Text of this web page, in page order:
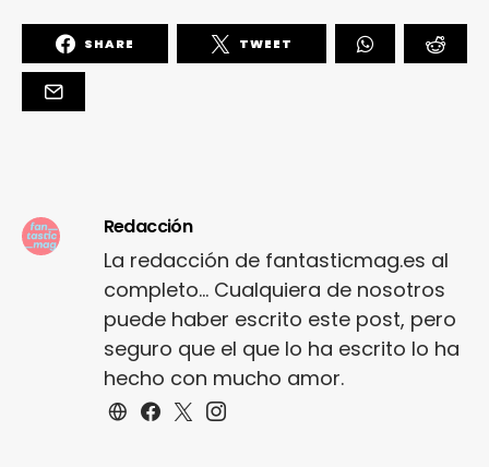
SHARE TWEET
Redacción
La redacción de fantasticmag.es al
completo... Cualquiera de nosotros
puede haber escrito este post, pero
seguro que el que lo ha escrito lo ha
hecho con mucho amor.